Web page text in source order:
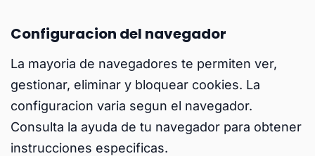
Configuracion del navegador
La mayoria de navegadores te permiten ver,
gestionar, eliminar y bloquear cookies. La
configuracion varia segun el navegador.
Consulta la ayuda de tu navegador para obtener
instrucciones especificas.